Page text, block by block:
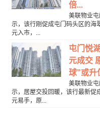
倍...
美联物业
示，该行刚促成屯门码头区的海
元入市，...
屯门悦
元成交
球”或升
美联物业
示，居屋交投回暖，该行最新促
元易手，原...